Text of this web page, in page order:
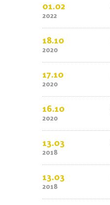
01.02
2022
18.10
2020
17.10
2020
16.10
2020
13.03
2018
13.03
2018